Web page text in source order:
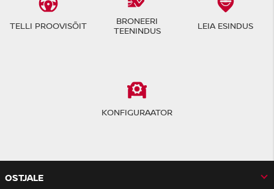
TELLI PROOVISÕIT
BRONEERI
TEENINDUS
LEIA ESINDUS
KONFIGURAATOR
OSTJALE